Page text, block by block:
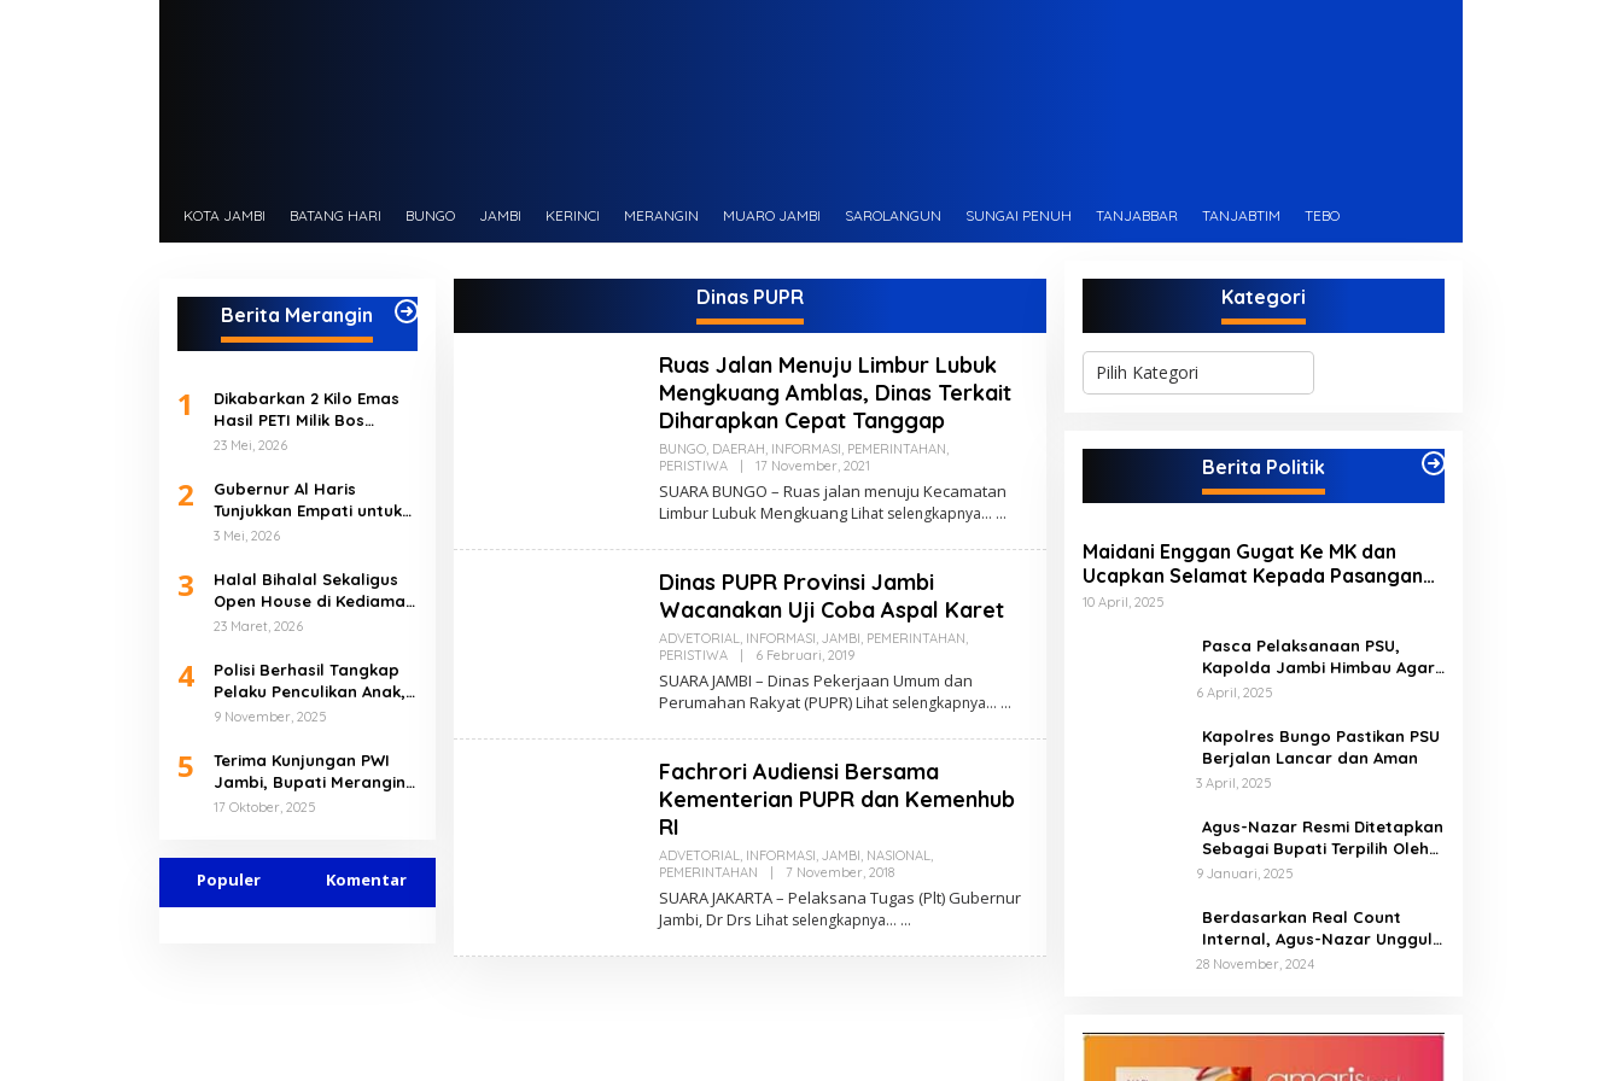
KOTA JAMBI BATANG HARI BUNGO JAMBI KERINCI MERANGIN MUARO JAMBI SAROLANGUN SUNGAI PENUH TANJABBAR TANJABTIM TEBO
Berita Merangin
1
Dikabarkan 2 Kilo Emas
Hasil PETI Milik Bos
Muara Jernih, Berhasil
23 Mei, 2026
2
Gubernur Al Haris
Tunjukkan Empati untuk
Korban Banjir
Merangin
3 Mei, 2026
3
Halal Bihalal Sekaligus
Open House di Kediaman
Pribadi, Gubernur Al
Kebersamaan
23 Maret, 2026
4
Polisi Berhasil Tangkap
Pelaku Penculikan Anak,
Bilqis Dijual Rp80 Juta
Mentawak
9 November, 2025
5
Terima Kunjungan PWI
Jambi, Bupati Merangin
Dukung HPN 2026 di
17 Oktober, 2025
Populer Komentar
Dinas PUPR
Ruas Jalan Menuju Limbur Lubuk
Mengkuang Amblas, Dinas Terkait
Diharapkan Cepat Tanggap
BUNGO, DAERAH, INFORMASI, PEMERINTAHAN,
PERISTIWA
17 November, 2021
E
H
R
Z
O
N
B
S
SUARA BUNGO – Ruas jalan menuju Kecamatan
Limbur Lubuk Mengkuang Lihat selengkapnya…
Dinas PUPR Provinsi Jambi
Wacanakan Uji Coba Aspal Karet
ADVETORIAL, INFORMASI, JAMBI, PEMERINTAHAN,
PERISTIWA
6 Februari, 2019O
E
H
R
Z
O
S
B
S
SUARA JAMBI – Dinas Pekerjaan Umum dan
Perumahan Rakyat (PUPR) Lihat selengkapnya…
Fachrori Audiensi Bersama
Kementerian PUPR dan Kemenhub
RI
ADVETORIAL, INFORMASI, JAMBI, NASIONAL,
PEMERINTAHAN
7 November, 2018O
E
H
R
SUARA JAKARTA – Pelaksana Tugas (Plt) Gubernur
Jambi, Dr Drs Lihat selengkapnya…
Kategori
K
g
Berita Politik
Maidani Enggan Gugat Ke MK dan
Ucapkan Selamat Kepada Pasangan
Dedy-Dayat
10 April, 2025
Pasca Pelaksanaan PSU,
Kapolda Jambi Himbau Agar
Semua Pihak Jaga Situasi
6 April, 2025
Kapolres Bungo Pastikan PSU
Berjalan Lancar dan Aman
3 April, 2025
Agus-Nazar Resmi Ditetapkan
Sebagai Bupati Terpilih Oleh
KPU Kabupaten Tebo
9 Januari, 2025
Berdasarkan Real Count
Internal, Agus-Nazar Unggul
61 Persen dari Aspan-Tono
28 November, 2024